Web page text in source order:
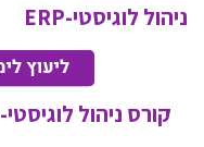
ניהול לוגיסטי-ERP
קורס ניהול לוגיסטי- ERP